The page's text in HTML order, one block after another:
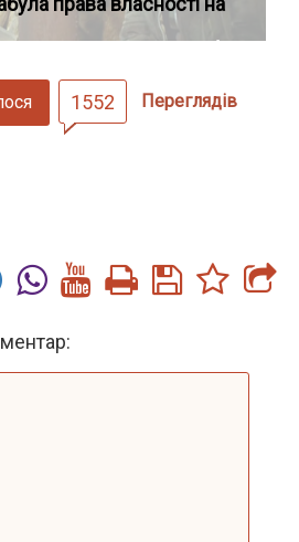
1552 Переглядів